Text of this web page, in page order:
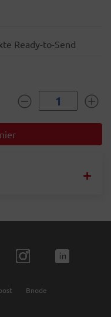
Ready-to-Send
Bnode